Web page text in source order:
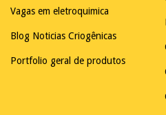
Vagas em eletroquimica
Blog Noticias Criogênicas
Portfolio geral de produtos